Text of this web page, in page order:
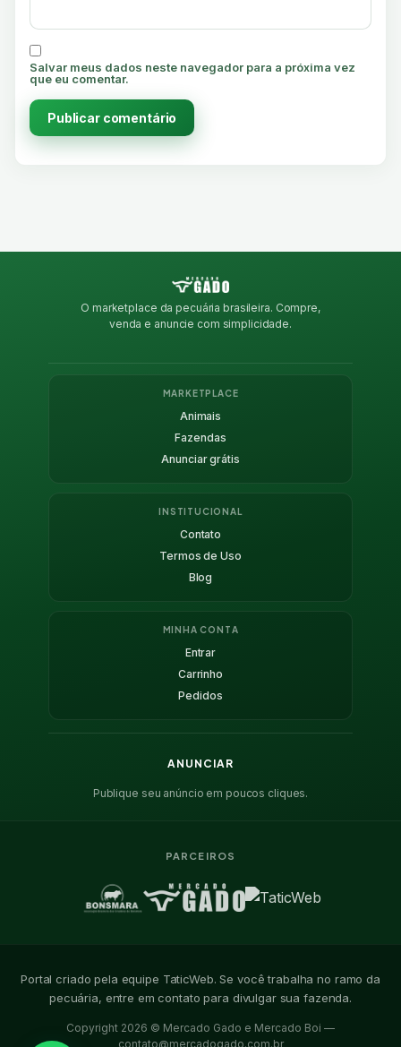
Salvar meus dados neste navegador para a próxima vez
que eu comentar.
O marketplace da pecuária brasileira. Compre,
venda e anuncie com simplicidade.
MARKETPLACE
Animais
Fazendas
Anunciar grátis
INSTITUCIONAL
Contato
Termos de Uso
Blog
MINHA CONTA
Entrar
Carrinho
Pedidos
ANUNCIAR
Publique seu anúncio em poucos cliques.
PARCEIROS
Portal criado pela equipe TaticWeb. Se você trabalha no ramo da
pecuária, entre em contato para divulgar sua fazenda.
Copyright 2026 © Mercado Gado e Mercado Boi —
contato@mercadogado.com.br